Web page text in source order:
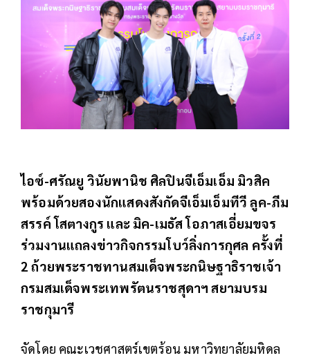
ไอซ์-ศรัณยู วินัยพานิช ศิลปินจีเอ็มเอ็ม มิวสิค
พร้อมด้วยสองนักแสดงสังกัดจีเอ็มเอ็มทีวี ลูค-ภีม
สรรค์ โสตางกูร และ มิค-เมธัส โอภาสเอี่ยมขจร
ร่วมงานแถลงข่าวกิจกรรมโบว์ลิ่งการกุศล ครั้งที่
2 ถ้วยพระราชทานสมเด็จพระกนิษฐาธิราชเจ้า
กรมสมเด็จพระเทพรัตนราชสุดาฯ สยามบรม
ราชกุมารี
จัดโดย คณะเวชศาสตร์เขตร้อน มหาวิทยาลัยมหิดล